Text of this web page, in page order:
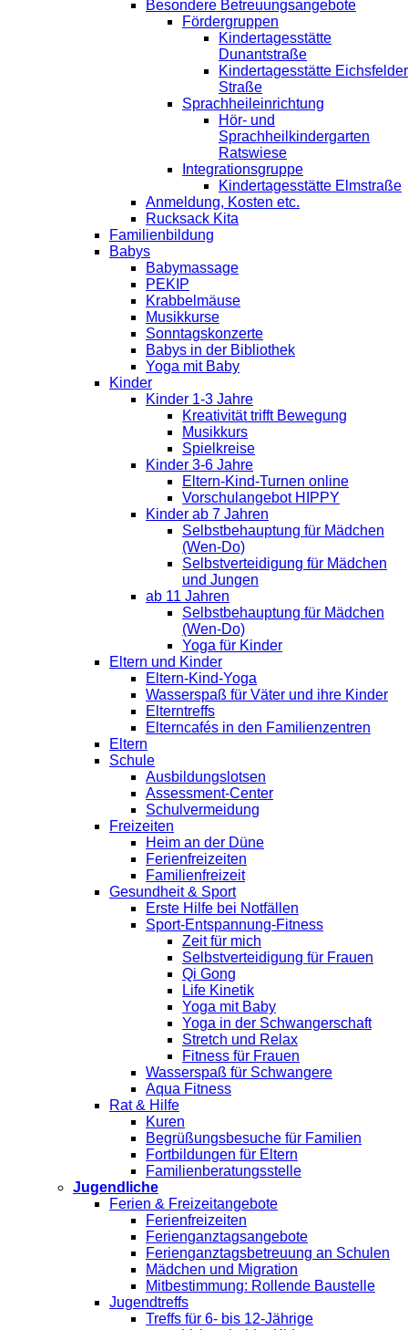
Besondere Betreuungsangebote
Fördergruppen
Kindertagesstätte
Dunantstraße
Kindertagesstätte Eichsfelder
Straße
Sprachheileinrichtung
Hör- und
Sprachheilkindergarten
Ratswiese
Integrationsgruppe
Kindertagesstätte Elmstraße
Anmeldung, Kosten etc.
Rucksack Kita
Familienbildung
Babys
Babymassage
PEKIP
Krabbelmäuse
Musikkurse
Sonntagskonzerte
Babys in der Bibliothek
Yoga mit Baby
Kinder
Kinder 1-3 Jahre
Kreativität trifft Bewegung
Musikkurs
Spielkreise
Kinder 3-6 Jahre
Eltern-Kind-Turnen online
Vorschulangebot HIPPY
Kinder ab 7 Jahren
Selbstbehauptung für Mädchen
(Wen-Do)
Selbstverteidigung für Mädchen
und Jungen
ab 11 Jahren
Selbstbehauptung für Mädchen
(Wen-Do)
Yoga für Kinder
Eltern und Kinder
Eltern-Kind-Yoga
Wasserspaß für Väter und ihre Kinder
Elterntreffs
Elterncafés in den Familienzentren
Eltern
Schule
Ausbildungslotsen
Assessment-Center
Schulvermeidung
Freizeiten
Heim an der Düne
Ferienfreizeiten
Familienfreizeit
Gesundheit & Sport
Erste Hilfe bei Notfällen
Sport-Entspannung-Fitness
Zeit für mich
Selbstverteidigung für Frauen
Qi Gong
Life Kinetik
Yoga mit Baby
Yoga in der Schwangerschaft
Stretch und Relax
Fitness für Frauen
Wasserspaß für Schwangere
Aqua Fitness
Rat & Hilfe
Kuren
Begrüßungsbesuche für Familien
Fortbildungen für Eltern
Familienberatungsstelle
Jugendliche
Ferien & Freizeitangebote
Ferienfreizeiten
Ferienganztagsangebote
Ferienganztagsbetreuung an Schulen
Mädchen und Migration
Mitbestimmung: Rollende Baustelle
Jugendtreffs
Treffs für 6- bis 12-Jährige